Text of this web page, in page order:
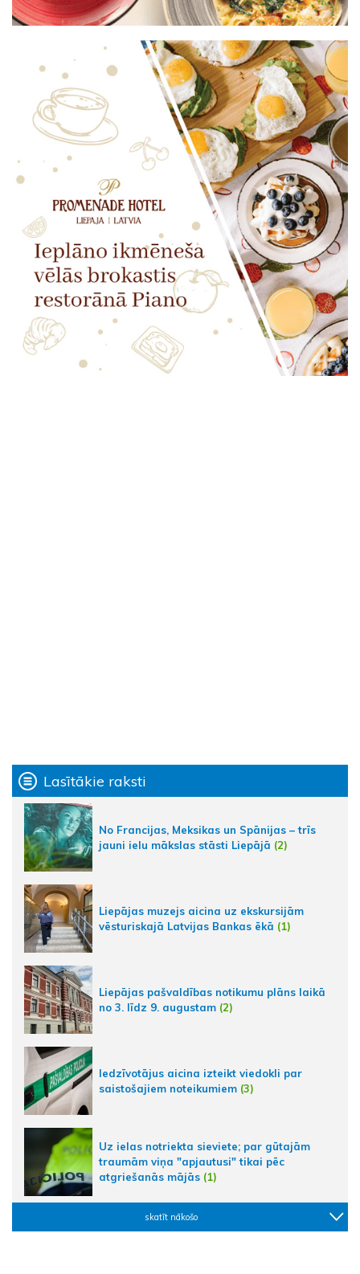
Lasītākie raksti
No Francijas, Meksikas un Spānijas – trīs
jauni ielu mākslas stāsti Liepājā (2)
Liepājas muzejs aicina uz ekskursijām
vēsturiskajā Latvijas Bankas ēkā (1)
Liepājas pašvaldības notikumu plāns laikā
no 3. līdz 9. augustam (2)
Iedzīvotājus aicina izteikt viedokli par
saistošajiem noteikumiem (3)
Uz ielas notriekta sieviete; par gūtajām
traumām viņa "apjautusi" tikai pēc
atgriešanās mājās (1)
skatīt nākošo